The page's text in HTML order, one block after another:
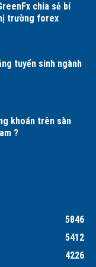
chia sẻ bí
trường forex
tuyển sinh ngành
khoán trên sàn
?
5846
5412
4226